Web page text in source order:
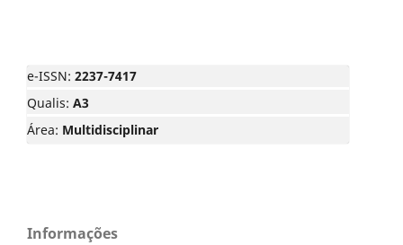
e-ISSN: 2237-7417
Qualis: A3
Área: Multidisciplinar
Informações